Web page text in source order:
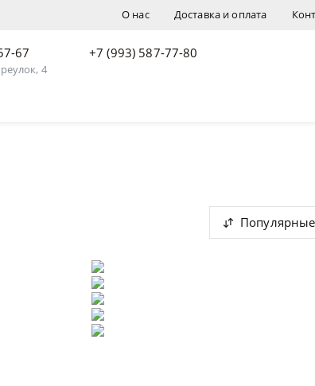
О нас Доставка и оплата
67
4
+7 (993) 587-77-80
Популярные